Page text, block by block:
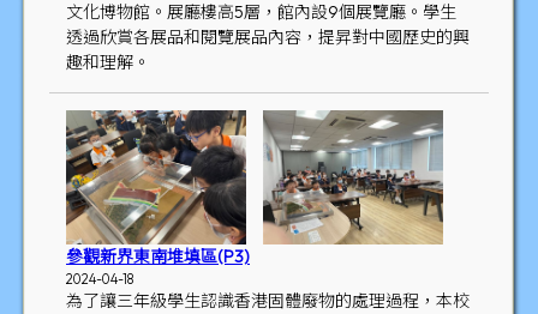
文化博物館。展廳樓高5層，館內設9個展覽廳。學生
透過欣賞各展品和閱覽展品內容，提昇對中國歷史的興
趣和理解。
參觀新界東南堆填區(P3)
2024-04-18
為了讓三年級學生認識香港固體廢物的處理過程，本校